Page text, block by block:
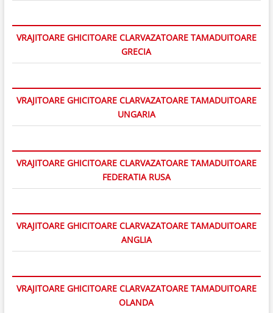
VRAJITOARE GHICITOARE CLARVAZATOARE TAMADUITOARE
GRECIA
VRAJITOARE GHICITOARE CLARVAZATOARE TAMADUITOARE
UNGARIA
VRAJITOARE GHICITOARE CLARVAZATOARE TAMADUITOARE
FEDERATIA RUSA
VRAJITOARE GHICITOARE CLARVAZATOARE TAMADUITOARE
ANGLIA
VRAJITOARE GHICITOARE CLARVAZATOARE TAMADUITOARE
OLANDA